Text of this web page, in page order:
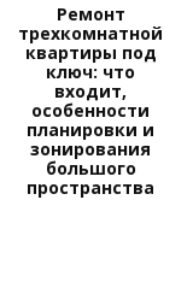
Ремонт
трехкомнатной
квартиры под
ключ: что
входит,
особенности
планировки и
зонирования
большого
пространства